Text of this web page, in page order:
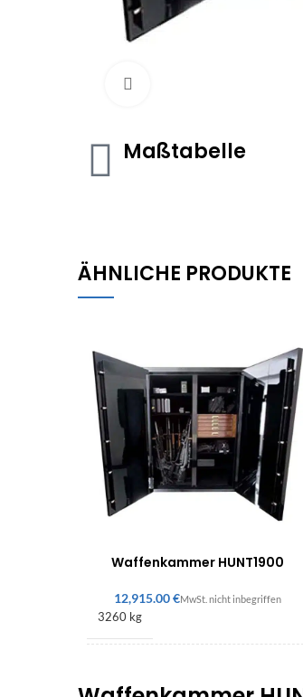
Maßtabelle
ÄHNLICHE PRODUKTE
Waffenkammer HUNT1900
€
3260 kg